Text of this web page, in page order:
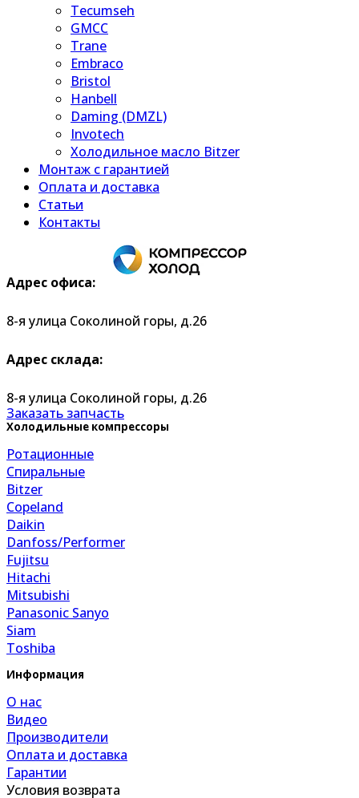
Tecumseh
GMCC
Trane
Embraco
Bristol
Hanbell
Daming (DMZL)
Invotech
Холодильное масло Bitzer
Монтаж с гарантией
Оплата и доставка
Статьи
Контакты
Адрес офиса:
8-я улица Соколиной горы, д.26
Адрес склада:
8-я улица Соколиной горы, д.26
Заказать запчасть
Холодильные компрессоры
Ротационные
Спиральные
Bitzer
Copeland
Daikin
Danfoss/Performer
Fujitsu
Hitachi
Mitsubishi
Panasonic Sanyo
Siam
Toshiba
Информация
О нас
Видео
Производители
Оплата и доставка
Гарантии
Условия возврата